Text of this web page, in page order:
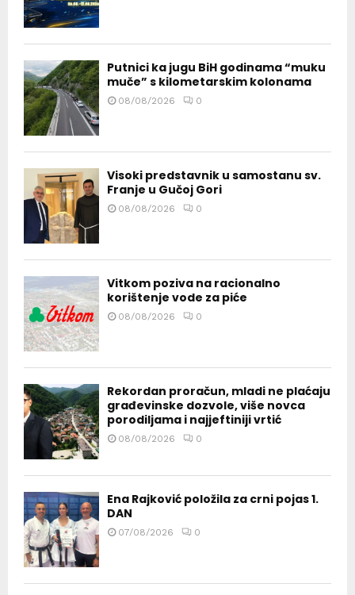
Putnici ka jugu BiH godinama “muku
muče” s kilometarskim kolonama
08/08/2026 0
Visoki predstavnik u samostanu sv.
Franje u Gučoj Gori
08/08/2026 0
Vitkom poziva na racionalno
korištenje vode za piće
08/08/2026 0
Rekordan proračun, mladi ne plaćaju
građevinske dozvole, više novca
porodiljama i najjeftiniji vrtić
08/08/2026 0
Ena Rajković položila za crni pojas 1.
DAN
07/08/2026 0